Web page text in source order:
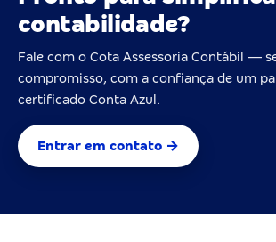
contabilidade?
Fale com o Cota Assessoria Contábil —
compromisso, com a confiança de um
certificado Conta Azul.
Entrar em contato →